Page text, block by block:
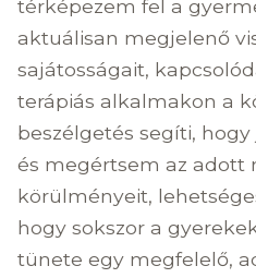
térképezem fel a
aktuálisan megjelenő
sajátosságait,
terápiás alkalmakon a
beszélgetés segíti,
és megértsem az adott
körülményeit,
hogy sokszor a
tünete egy megfelelő,